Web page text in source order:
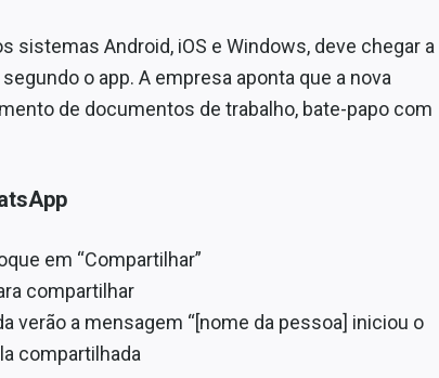
sistemas Android, iOS e Windows, deve chegar a
o app. A empresa aponta que a nova
de documentos de trabalho, bate-papo com
em “Compartilhar”
compartilhar
verão a mensagem “[nome da pessoa] iniciou o
compartilhada